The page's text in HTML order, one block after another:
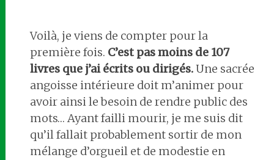
Voilà, je viens de compter pour la
première fois. C’est pas moins de 107
livres que j’ai écrits ou dirigés.Une sacrée
angoisse intérieure doit m’animer pour
avoir ainsi le besoin de rendre public des
mots… Ayant failli mourir, je me suis dit
qu’il fallait probablement sortir de mon
mélange d’orgueil et de modestie en